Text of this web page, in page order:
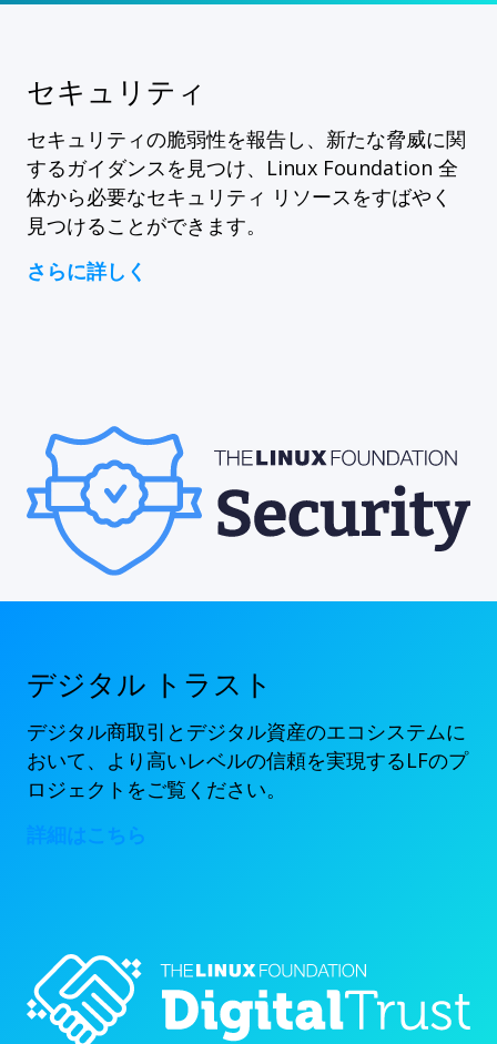
セキュリティ
セキュリティの脆弱性を報告し、新たな脅威に関
するガイダンスを見つけ、Linux Foundation 全
体から必要なセキュリティ リソースをすばやく
見つけることができます。
さらに詳しく
デジタル トラスト
デジタル商取引とデジタル資産のエコシステムに
おいて、より高いレベルの信頼を実現するLFのプ
ロジェクトをご覧ください。
詳細はこちら